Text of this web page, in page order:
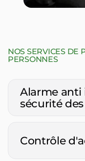
NOS SERVICES DE
PERSONNES
Alarme
sécurité
Contrôle